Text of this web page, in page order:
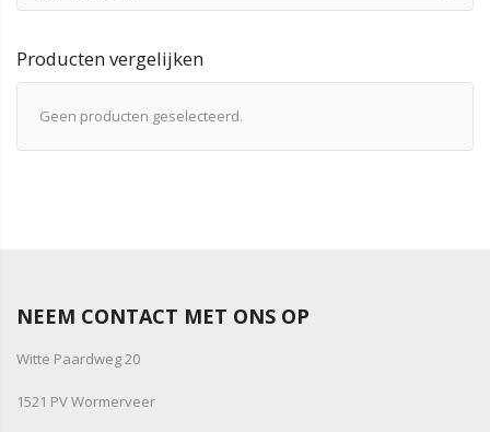
Producten vergelijken
Geen producten geselecteerd.
NEEM CONTACT MET ONS OP
Witte Paardweg 20
1521 PV Wormerveer